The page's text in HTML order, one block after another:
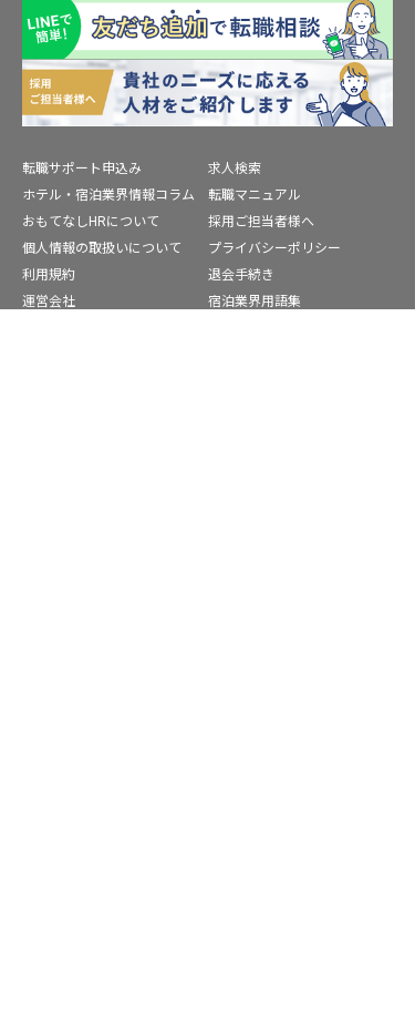
転職サポート申込み
求人検索
ホテル・宿泊業界情報コラム
転職マニュアル
おもてなしHRについて
採用ご担当者様へ
個人情報の取扱いについて
プライバシーポリシー
利用規約
退会手続き
運営会社
宿泊業界用語集